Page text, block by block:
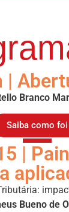
|
Branco
Saiba como foi
|
Bueno de